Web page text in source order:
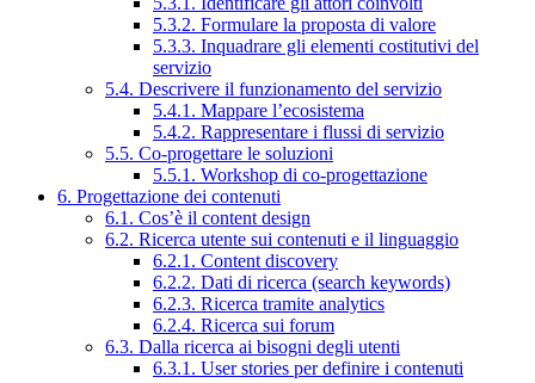
5.3.2. Formulare la proposta di valore
5.3.3. Inquadrare gli elementi costitutivi del
servizio
5.4. Descrivere il funzionamento del servizio
5.4.1. Mappare l’ecosistema
5.4.2. Rappresentare i flussi di servizio
5.5. Co-progettare le soluzioni
5.5.1. Workshop di co-progettazione
6. Progettazione dei contenuti
6.1. Cos’è il content design
6.2. Ricerca utente sui contenuti e il linguaggio
6.2.1. Content discovery
6.2.2. Dati di ricerca (search keywords)
6.2.3. Ricerca tramite analytics
6.2.4. Ricerca sui forum
6.3. Dalla ricerca ai bisogni degli utenti
6.3.1. User stories per definire i contenuti